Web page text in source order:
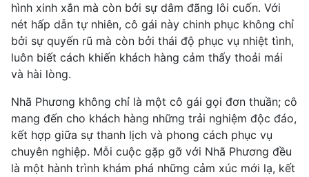
hình xinh xắn mà còn bởi sự dâm đãng lôi cuốn. Với
nét hấp dẫn tự nhiên, cô gái này chinh phục không chỉ
bởi sự quyến rũ mà còn bởi thái độ phục vụ nhiệt tình,
luôn biết cách khiến khách hàng cảm thấy thoải mái
và hài lòng.
Nhã Phương không chỉ là một cô gái gọi đơn thuần; cô
mang đến cho khách hàng những trải nghiệm độc đáo,
kết hợp giữa sự thanh lịch và phong cách phục vụ
chuyên nghiệp. Mỗi cuộc gặp gỡ với Nhã Phương đều
là một hành trình khám phá những cảm xúc mới lạ, kết